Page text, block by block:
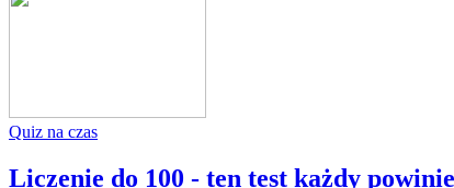
Quiz na czas
Liczenie do 100 - ten test każdy